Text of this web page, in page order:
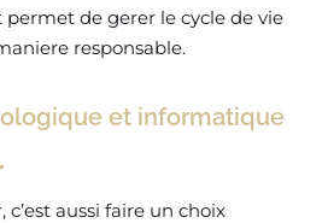
de gerer le cycle de vie
responsable.
et informatique
c’est aussi faire un choix